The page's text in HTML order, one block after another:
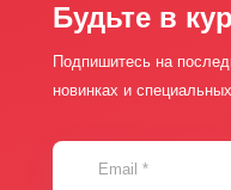
Будьте в
Подпишитесь на
новинках и
Email *